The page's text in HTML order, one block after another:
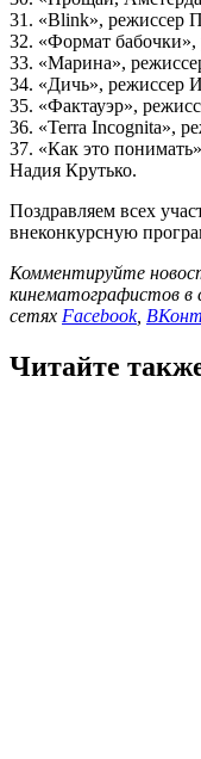
31. «Blink», режиссер
32. «Формат
33. «Марина»,
34. «Дичь», режиссер
35. «Фактауэр»,
36. «Terra Incognita»,
37. «Как это
Надия Крутько.
Поздравляем всех
внеконкурсную
Комментируйте
кинематографистов в
сетях Facebook,
Читайте